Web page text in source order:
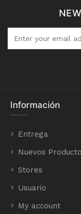
Información
Entrega
Nuevos
Stores
Usuario
My account